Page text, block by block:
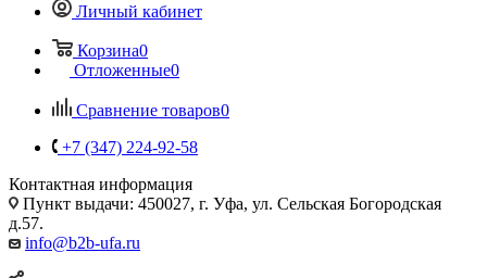
Личный кабинет
Корзина0
Отложенные0
Сравнение товаров0
+7 (347) 224-92-58
Контактная информация
Пункт выдачи: 450027, г. Уфа, ул. Сельская Богородская
д.57.
info@b2b-ufa.ru